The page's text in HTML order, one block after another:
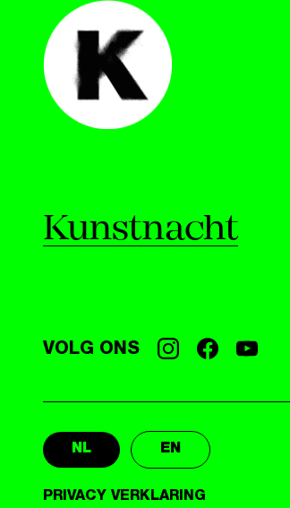
Kunstnacht
VOLG ONS
NL EN
PRIVACY VERKLARING